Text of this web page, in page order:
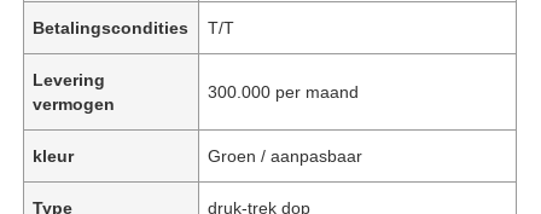
Betalingscondities T/T
Levering
vermogen
300.000 per maand
kleur Groen / aanpasbaar
Type druk-trek dop